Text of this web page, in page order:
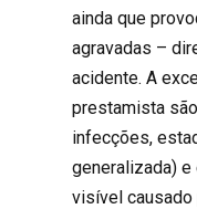
ainda que
agravadas –
acidente. A
prestamista
infecções,
generalizada)
visível